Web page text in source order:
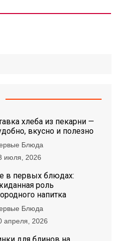
хлеба из пекарни —
вкусно и полезно
Блюда
июля, 2026
в первых блюдах:
роль
напитка
Блюда
апреля, 2026